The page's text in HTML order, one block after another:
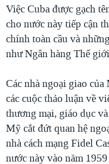
Việc Cuba được gạch
cho nước này tiếp cận
chính toàn cầu và
như Ngân hàng Thế
Các nhà ngoại giao
các cuộc thảo luận về
thương mại, giáo dục
Mỹ cắt đứt quan hệ
nhà cách mạng Fidel
nước này vào năm